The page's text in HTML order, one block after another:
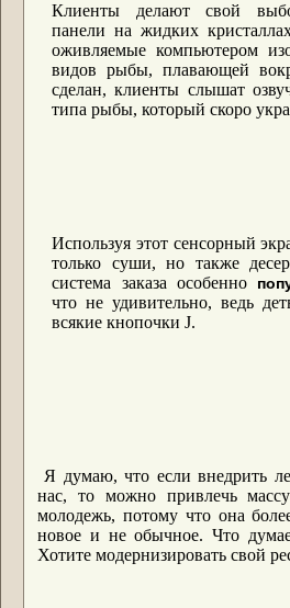
Клиенты делают свой
панели на жидких
оживляемые компьютером
видов рыбы, плавающей
сделан, клиенты слышат
типа рыбы, который скоро
Используя этот сенсорный
только суши, но также
система заказа особенно
что не удивительно, ведь
всякие кнопочкиJ.
Я думаю, что если внедрить
нас, то можно привлечь
молодежь, потому что она
новое и не обычное. Что
Хотите модернизировать свой